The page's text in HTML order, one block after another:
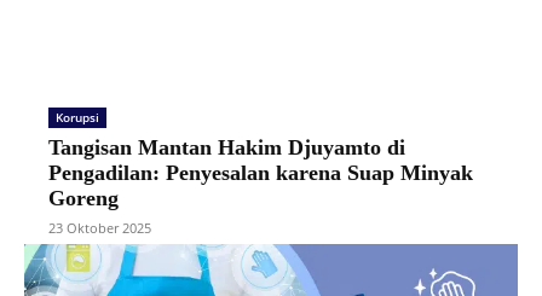
Korupsi
Tangisan Mantan Hakim Djuyamto di
Pengadilan: Penyesalan karena Suap Minyak
Goreng
23 Oktober 2025